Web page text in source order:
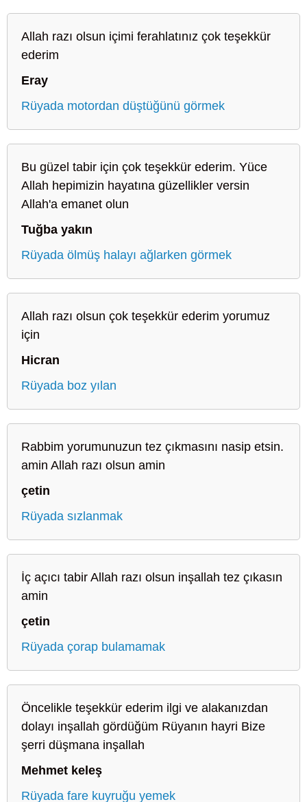
Allah razı olsun içimi ferahlatınız çok teşekkür
ederim
Eray
Rüyada motordan düştüğünü görmek
Bu güzel tabir için çok teşekkür ederim. Yüce
Allah hepimizin hayatına güzellikler versin
Allah'a emanet olun
Tuğba yakın
Rüyada ölmüş halayı ağlarken görmek
Allah razı olsun çok teşekkür ederim yorumuz
için
Hicran
Rüyada boz yılan
Rabbim yorumunuzun tez çıkmasını nasip etsin.
amin Allah razı olsun amin
çetin
Rüyada sızlanmak
İç açıcı tabir Allah razı olsun inşallah tez çıkasın
amin
çetin
Rüyada çorap bulamamak
Öncelikle teşekkür ederim ilgi ve alakanızdan
dolayı inşallah gördüğüm Rüyanın hayri Bize
şerri düşmana inşallah
Mehmet keleş
Rüyada fare kuyruğu yemek